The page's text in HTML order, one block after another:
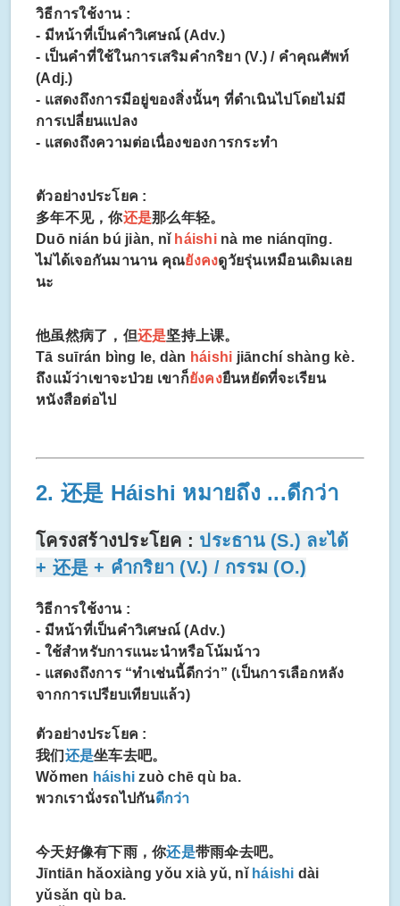
วิธีการใช้งาน :
- มีหน้าที่เป็นคำวิเศษณ์ (Adv.)
- เป็นคำที่ใช้ในการเสริมคำกริยา (V.) / คำคุณศัพท์
(Adj.)
- แสดงถึงการมีอยู่ของสิ่งนั้นๆ ที่ดำเนินไปโดยไม่มี
การเปลี่ยนแปลง
- แสดงถึงความต่อเนื่องของการกระทำ
ตัวอย่างประโยค :
多年不见，你还是那么年轻。
Duō nián bú jiàn, nǐ háishinà me niánqīng.
ไม่ได้เจอกันมานาน คุณยังคงดูวัยรุ่นเหมือนเดิมเลย
นะ
他虽然病了，但还是坚持上课。
Tā suīrán bìng le, dàn háishi jiānchí shàng kè.
ถึงแม้ว่าเขาจะป่วย เขาก็ยังคงยืนหยัดที่จะเรียน
หนังสือต่อไป
2. 还是 Háishi หมายถึง ...ดีกว่า
โครงสร้างประโยค : ประธาน (S.) ละได้
+ 还是 + คำกริยา (V.) / กรรม (O.)
วิธีการใช้งาน :
- มีหน้าที่เป็นคำวิเศษณ์ (Adv.)
- ใช้สำหรับการแนะนำหรือโน้มน้าว
- แสดงถึงการ “ทำเช่นนี้ดีกว่า” (เป็นการเลือกหลัง
จากการเปรียบเทียบแล้ว)
ตัวอย่างประโยค :
我们还是坐车去吧。
Wǒmen háishizuò chē qù ba.
พวกเรานั่งรถไปกันดีกว่า
今天好像有下雨，你还是带雨伞去吧。
Jīntiān hǎoxiàng yǒu xià yǔ, nǐ háishi dài
yǔsǎn qù ba.